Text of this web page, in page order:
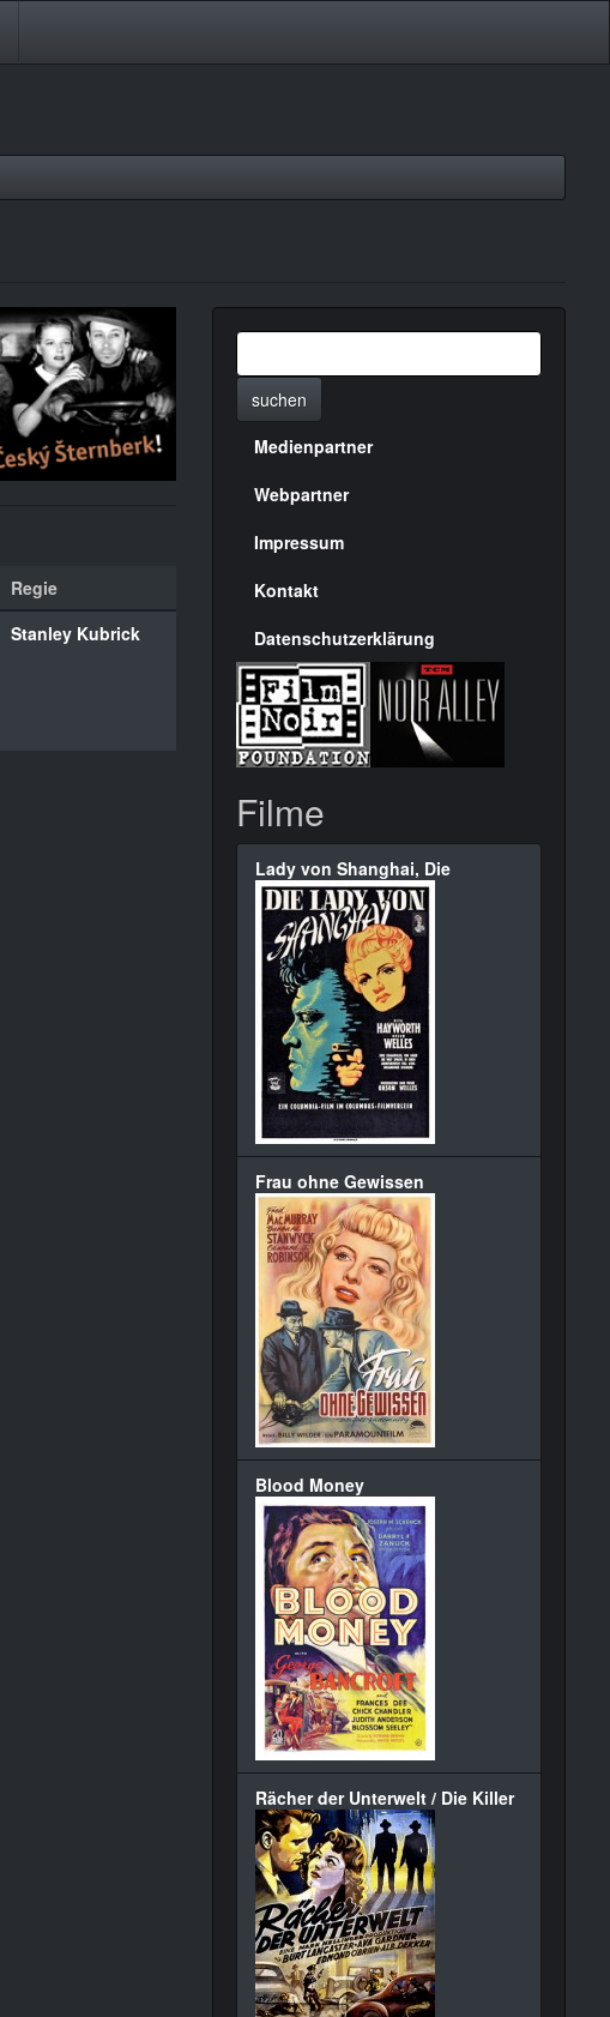
Regie
Stanley Kubrick
suchen
Menülinks
rechte
Seite
Medienpartner
Webpartner
Impressum
Kontakt
Datenschutzerklärung
Filme
Lady von Shanghai, Die
Frau ohne Gewissen
Blood Money
Rächer der Unterwelt / Die Killer